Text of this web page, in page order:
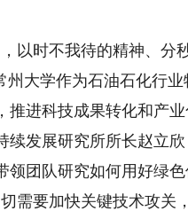
时不我待的精神、分
州大学作为石油石化行
推进科技成果转化和产业
发展研究所所长赵立欣
团队研究如何用好绿
需要加快关键技术攻关